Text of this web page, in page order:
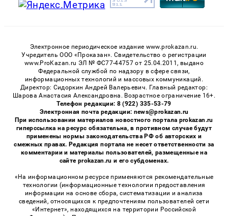
Электронное периодическое издание www.prokazan.ru.
Учредитель ООО «Проказан». Cвидетельство о регистрации
www.ProKazan.ru ЭЛ № ФС77-44757 от 25.04.2011, выдано
Федеральной службой по надзору в сфере связи,
информационных технологий и массовых коммуникаций.
Директор: Сидоркин Андрей Валерьевич. Главный редактор:
Шарова Анастасия Александровна. Возрастное ограничение 16+.
Телефон редакции: 8 (922) 335-53-79
Электронная почта редакции: news@prokazan.ru
При использовании материалов новостного портала prokazan.ru
гиперссылка на ресурс обязательна, в противном случае будут
применены нормы законодательства РФ об авторских и
смежных правах. Редакция портала не несет ответственности за
комментарии и материалы пользователей, размещенные на
сайте prokazan.ru и его субдоменах.
«На информационном ресурсе применяются рекомендательные
технологии (информационные технологии предоставления
информации на основе сбора, систематизации и анализа
сведений, относящихся к предпочтениям пользователей сети
«Интернет», находящихся на территории Российской